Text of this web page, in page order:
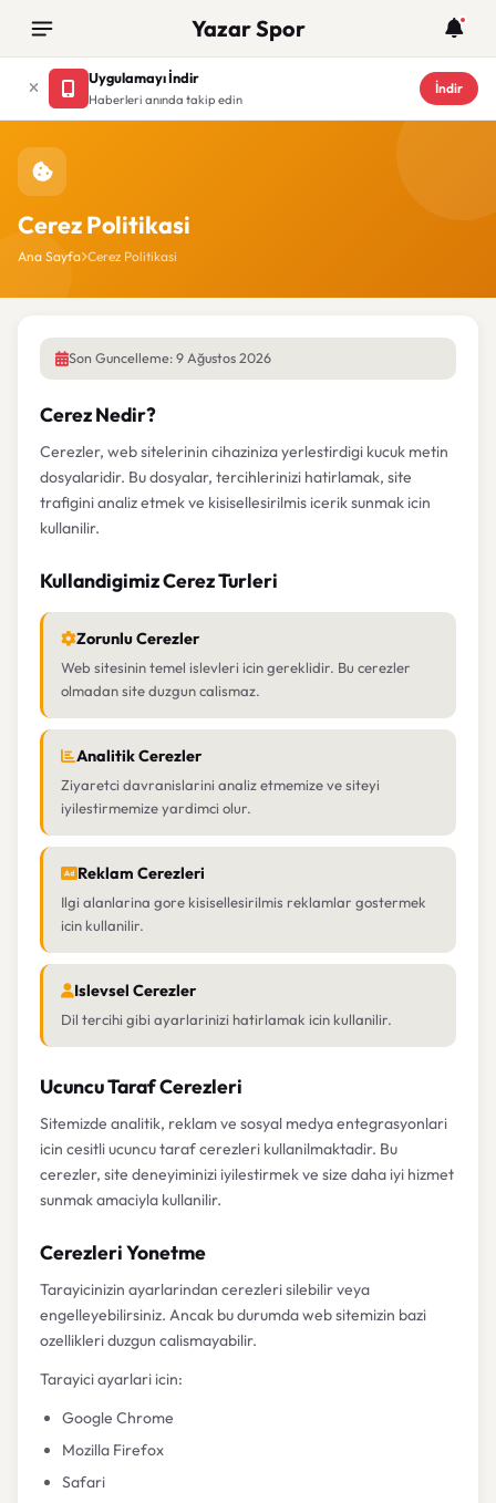
Yazar Spor
Uygulamayı İndir
Haberleri anında takip edin
İndir
Cerez Politikasi
Ana Sayfa Cerez Politikasi
Son Guncelleme: 9 Ağustos 2026
Cerez Nedir?
Cerezler, web sitelerinin cihaziniza yerlestirdigi kucuk metin
dosyalaridir. Bu dosyalar, tercihlerinizi hatirlamak, site
trafigini analiz etmek ve kisisellesirilmis icerik sunmak icin
kullanilir.
Kullandigimiz Cerez Turleri
Zorunlu Cerezler
Web sitesinin temel islevleri icin gereklidir. Bu cerezler
olmadan site duzgun calismaz.
Analitik Cerezler
Ziyaretci davranislarini analiz etmemize ve siteyi
iyilestirmemize yardimci olur.
Reklam Cerezleri
Ilgi alanlarina gore kisisellesirilmis reklamlar gostermek
icin kullanilir.
Islevsel Cerezler
Dil tercihi gibi ayarlarinizi hatirlamak icin kullanilir.
Ucuncu Taraf Cerezleri
Sitemizde analitik, reklam ve sosyal medya entegrasyonlari
icin cesitli ucuncu taraf cerezleri kullanilmaktadir. Bu
cerezler, site deneyiminizi iyilestirmek ve size daha iyi hizmet
sunmak amaciyla kullanilir.
Cerezleri Yonetme
Tarayicinizin ayarlarindan cerezleri silebilir veya
engelleyebilirsiniz. Ancak bu durumda web sitemizin bazi
ozellikleri duzgun calismayabilir.
Tarayici ayarlari icin:
Google Chrome
Mozilla Firefox
Safari